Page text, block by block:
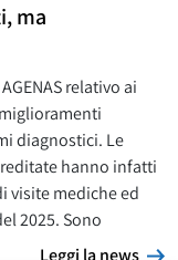
ma
relativo ai
diagnostici. Le
hanno infatti
visite mediche ed
2025. Sono
Leggi la news